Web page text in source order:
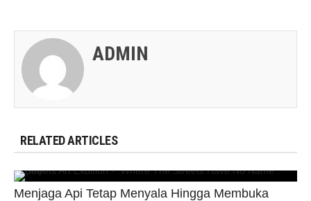
ADMIN
RELATED ARTICLES
Menjaga Api Tetap Menyala Hingga Membuka